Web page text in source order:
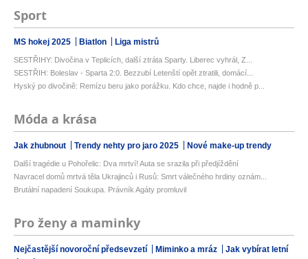
Sport
MS hokej 2025 Biatlon Liga mistrů
SESTŘIHY: Divočina v Teplicích, další ztráta Sparty. Liberec vyhrál, Z...
SESTŘIH: Boleslav - Sparta 2:0. Bezzubí Letenští opět ztratili, domácí...
Hyský po divočině: Remízu beru jako porážku. Kdo chce, najde i hodně p...
Móda a krása
Jak zhubnout Trendy nehty pro jaro 2025 Nové make-up trendy
Další tragédie u Pohořelic: Dva mrtví! Auta se srazila při předjíždění
Navracel domů mrtvá těla Ukrajinců i Rusů: Smrt válečného hrdiny oznám...
Brutální napadení Soukupa. Právník Agáty promluvil
Pro ženy a maminky
Nejčastější novoroční předsevzetí Miminko a mráz
Jak vybírat letní